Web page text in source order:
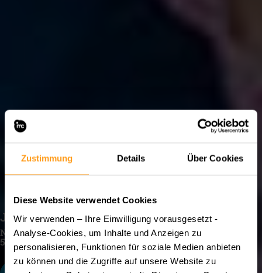
Zustimmung Details Über Cookies
Diese Website verwendet Cookies
Wir verwenden – Ihre Einwilligung vorausgesetzt -
Analyse-Cookies, um Inhalte und Anzeigen zu
personalisieren, Funktionen für soziale Medien anbieten
zu können und die Zugriffe auf unsere Website zu
JUNGE UNI DES IMC KREMS 2025
NEVER 2 YOUNG 4 IMC
5 TAGE | 260 KIDS